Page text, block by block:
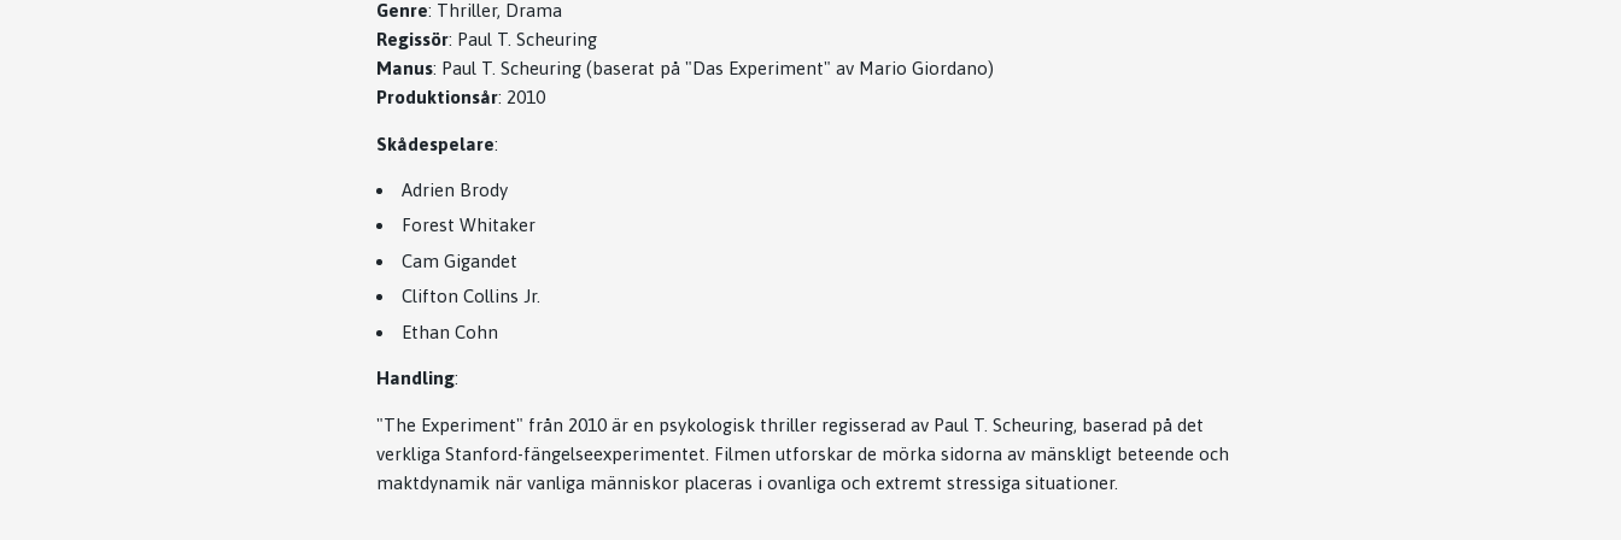
Genre: Thriller, Drama
Regissör: Paul T. Scheuring
Manus: Paul T. Scheuring (baserat på "Das Experiment" av Mario Giordano)
Produktionsår: 2010
Skådespelare:
Adrien Brody
Forest Whitaker
Cam Gigandet
Clifton Collins Jr.
Ethan Cohn
Handling:
"The Experiment" från 2010 är en psykologisk thriller regisserad av Paul T. Scheuring, baserad på det
verkliga Stanford-fängelseexperimentet. Filmen utforskar de mörka sidorna av mänskligt beteende och
maktdynamik när vanliga människor placeras i ovanliga och extremt stressiga situationer.